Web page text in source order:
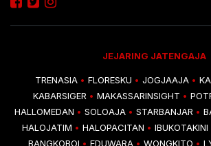
JEJARING JATENGAJA
TRENASIA • FLORESKU • JOGJAAJA •
KABARSIGER • MAKASSARINSIGHT •
HALLOMEDAN • SOLOAJA • STARBANJAR •
HALOJATIM • HALOPACITAN • IBUKOTAKINI
BANGKOBOI • EDUWARA • WONGKITO •